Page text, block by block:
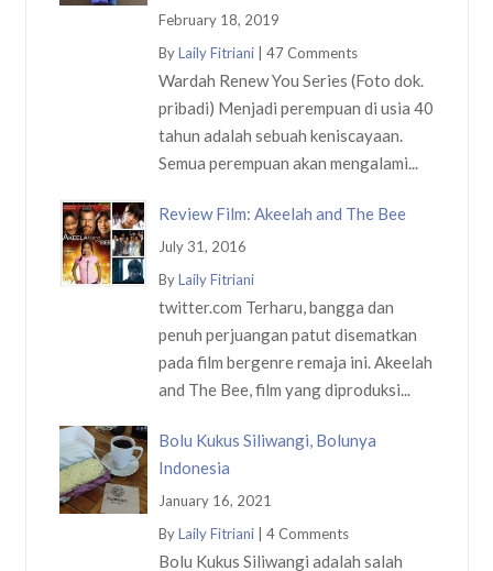
February 18, 2019
ByLaily Fitriani| 47 Comments
Wardah Renew You Series (Foto dok.
pribadi) Menjadi perempuan di usia 40
tahun adalah sebuah keniscayaan.
Semua perempuan akan mengalami...
Review Film: Akeelah and The Bee
July 31, 2016
ByLaily Fitriani
twitter.com Terharu, bangga dan
penuh perjuangan patut disematkan
pada film bergenre remaja ini. Akeelah
and The Bee, film yang diproduksi...
Bolu Kukus Siliwangi, Bolunya
Indonesia
January 16, 2021
ByLaily Fitriani| 4 Comments
Bolu Kukus Siliwangi adalah salah